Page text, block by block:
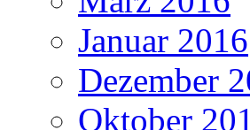
Januar 2016
Dezember
Oktober